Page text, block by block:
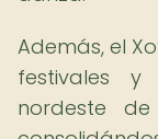
Además, el
festivales y
nordeste de